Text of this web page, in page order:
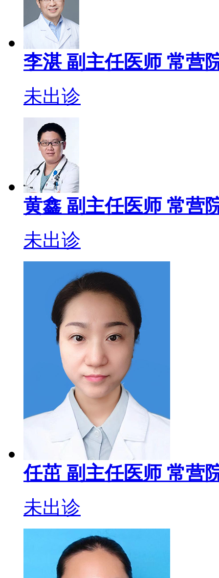
李湛 副主任医师 常营
未出诊
黄鑫 副主任医师 常营
未出诊
任茁 副主任医师 常营
未出诊